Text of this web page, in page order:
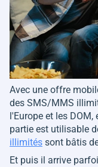
Avec une offre
des SMS/MMS
l'Europe et les
partie est utilisable
illimités sont bâtis
Et puis il arrive